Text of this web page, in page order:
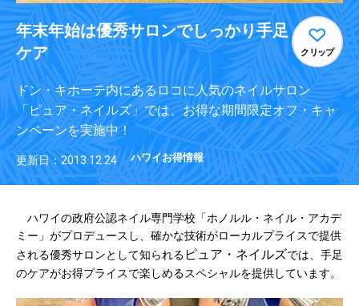
年末年始は優秀サロンでしっかり手足
ケア
クリップ
ドン・キホーテ内にあるロコに人気のネイルサロン
「ピュア・ネイルズ」では、お得な期間限定オフ・キャ
ンペーンを実施中！
更新日：2013.12.24 ハワイお得情報
ハワイの政府公認ネイル専門学校「ホノルル・ネイル・アカデ
ミー」がプロデュースし、確かな技術がローカルプライスで提供
される優秀サロンとして知られる ピュア・ネイルズでは、手足
のケアがお得プライスで楽しめるスペシャルを提供しています。